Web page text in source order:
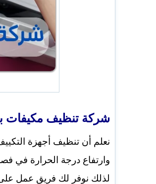
شركة تنظيف مكيفات
نعلم أن تنظيف أجهزة
وارتفاع درجة الحرارة في
لذلك نوفر لك فريق عمل على